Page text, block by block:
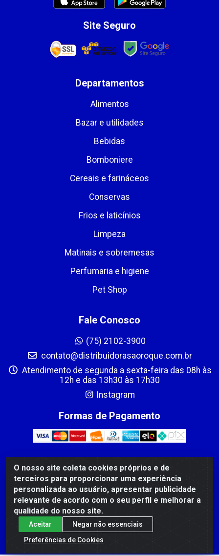
O nosso site coleta cookies próprios e de
terceiros para proporcionar uma experiência
personalizada ao usuário, apresentar publicidade
relevante de acordo com o seu perfil e melhorar a
qualidade do nosso site.
Aceitar
Negar não essenciais
Preferências de Cookies
Site Seguro
Departamentos
Alimentos
Bazar e utilidades
Bebidas
Bomboniere
Cereais e farináceos
Conservas
Frios e laticínios
Limpeza
Matinais e sobremesas
Perfumaria e higiene
Pet Shop
Fale Conosco
(75) 2102-3900
contato@distribuidorasaoroque.com.br
Atendimento de segunda a sexta-feira das 08h às
12h e das 13h30 às 17h30
Instagram
Formas de Pagamento
DIST DE PROD ALIM SÃO ROQUE LTDA - AVENIDA PROBAHIA,
501 - TOMBA - CIS, FEIRA DE SANTANA /BA - CEP: 44.092-
400 - CNPJ 03.705.630/0003-11